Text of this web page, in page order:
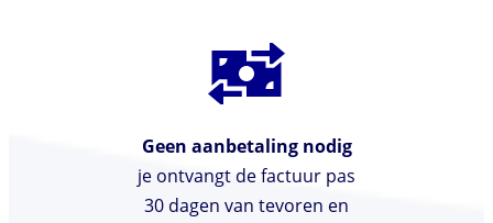
Geen aanbetaling nodig
je ontvangt de factuur pas
30 dagen van tevoren en